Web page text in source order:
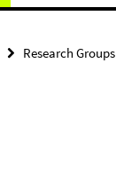
Research Groups